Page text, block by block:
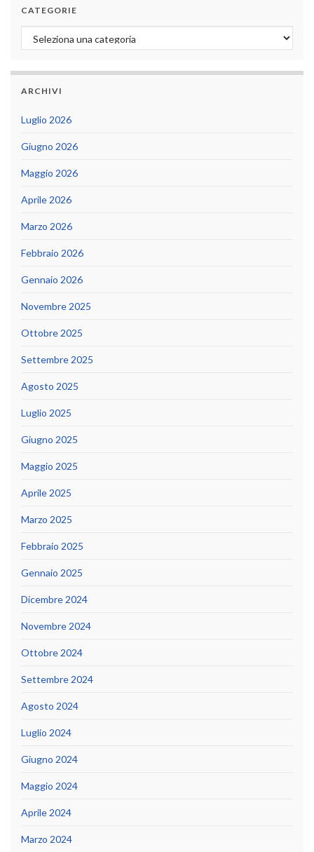
CATEGORIE
Categorie
ARCHIVI
Luglio 2026
Giugno 2026
Maggio 2026
Aprile 2026
Marzo 2026
Febbraio 2026
Gennaio 2026
Novembre 2025
Ottobre 2025
Settembre 2025
Agosto 2025
Luglio 2025
Giugno 2025
Maggio 2025
Aprile 2025
Marzo 2025
Febbraio 2025
Gennaio 2025
Dicembre 2024
Novembre 2024
Ottobre 2024
Settembre 2024
Agosto 2024
Luglio 2024
Giugno 2024
Maggio 2024
Aprile 2024
Marzo 2024